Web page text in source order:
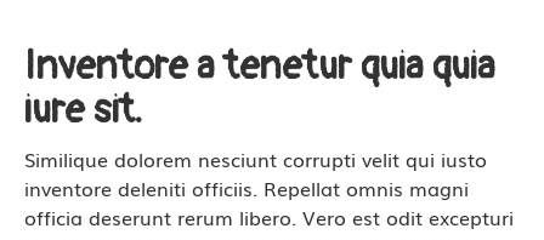
Inventore a tenetur quia quia
iure sit.
Similique dolorem nesciunt corrupti velit qui iusto
inventore deleniti officiis. Repellat omnis magni
officia deserunt rerum libero. Vero est odit excepturi